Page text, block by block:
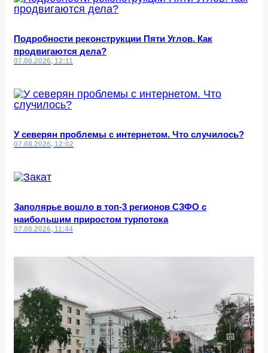
Подробности реконструкции Пяти Углов. Как
продвигаются дела?
07.08.2026, 12:11
У северян проблемы с интернетом. Что случилось?
07.08.2026, 12:02
Заполярье вошло в топ-3 регионов СЗФО с
наибольшим приростом турпотока
07.08.2026, 11:44